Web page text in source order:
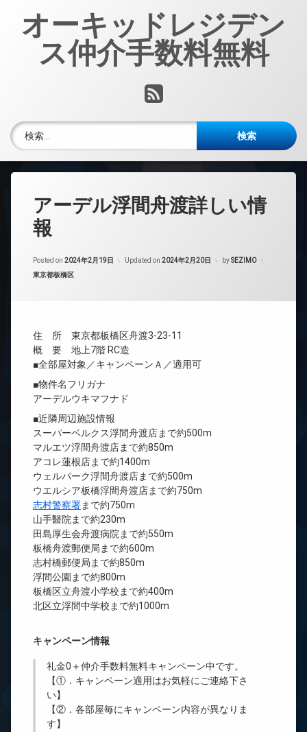
オーキッドレジデン
ス仲介手数料無料
RSS
検索:
アーデル浮間舟渡詳しい情
報
Posted on 2024年2月19日 Updated on 2024年2月20日 bySEZIMO
カテゴリー:
東京都板橋区
住 所 東京都板橋区舟渡3-23-11
概 要 地上7階 RC造
■全部屋対象／キャンペーンＡ／適用可
■物件名フリガナ
アーデルウキマフナド
■近隣周辺施設情報
スーパーベルクス浮間舟渡店まで約500m
マルエツ浮間舟渡店まで約850m
アコレ蓮根店まで約1400m
ウェルパーク浮間舟渡店まで約500m
ウエルシア板橋浮間舟渡店まで約750m
志村警察署まで約750m
山手醫院まで約230m
田島厚生会舟渡病院まで約550m
板橋舟渡郵便局まで約600m
志村橋郵便局まで約850m
浮間公園まで約800m
板橋区立舟渡小学校まで約400m
北区立浮間中学校まで約1000m
キャンペーン情報
礼金0 ＋仲介手数料無料キャンペーン中です。
【①．キャンペーン適用はお気軽にご連絡下さ
い】
【②．各部屋毎にキャンペーン内容が異なりま
す】